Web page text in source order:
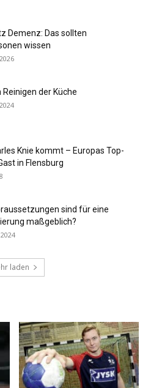
Demenz: Das sollten
wissen
der Küche
Knie kommt – Europas Top-
in Flensburg
sind für eine
maßgeblich?
laden